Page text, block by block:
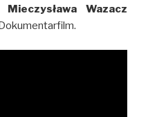
Mieczysława Wazacz